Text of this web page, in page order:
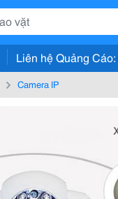
Liên hệ Quảng
Camera IP